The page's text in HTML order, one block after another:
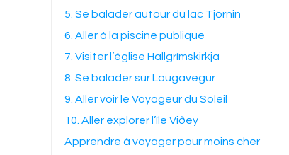
5. Se balader autour du lac Tjörnin
6. Aller à la piscine publique
7. Visiter l’église Hallgrímskirkja
8. Se balader sur Laugavegur
9. Aller voir le Voyageur du Soleil
10. Aller explorer l’île Viðey
Apprendre à voyager pour moins cher